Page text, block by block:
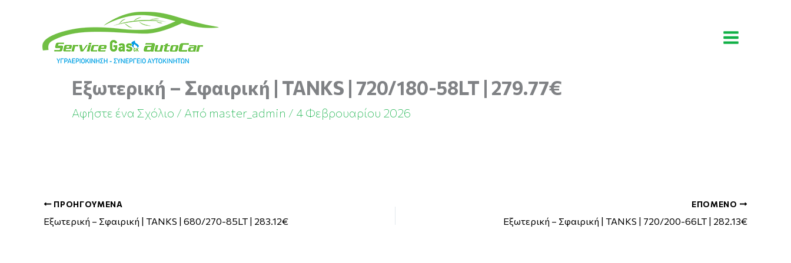
περιεχόμενο
Αναζήτηση
Εξωτερική – Σφαιρική | TANKS | 720/180-58LT | 279.77€
Αφήστε ένα Σχόλιο / Από master_admin / 4 Φεβρουαρίου 2026
ΠΡΟΗΓΟΎΜΕΝΑ
Εξωτερική – Σφαιρική | TANKS | 680/270-85LT | 283.12€
ΕΠΌΜΕΝΟ
Εξωτερική – Σφαιρική | TANKS | 720/200-66LT | 282.13€